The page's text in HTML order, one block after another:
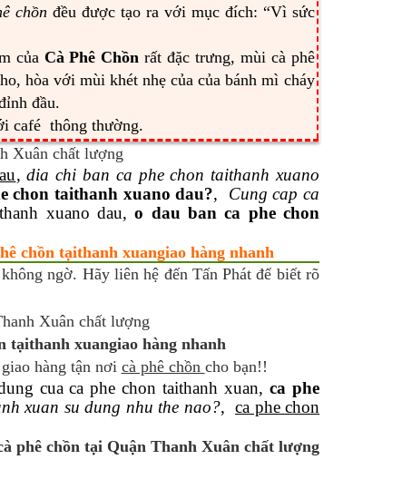
chồn đều được tạo ra với mục đích: “Vì sức
của Cà Phê Chồn rất đặc trưng, mùi cà phê
hòa với mùi khét nhẹ của của bánh mì cháy
đầu.
café thông thường.
,dia chi ban ca phe chon taithanh xuano
chon taithanh xuano dau?, Cung cap ca
xuano dau,o dau ban ca phe chon
chồn tạithanh xuangiao hàng nhanh
ngờ. Hãy liên hệ đến Tấn Phát để biết rõ
tạithanh xuangiao hàng nhanh
hàng tận nơi cà phê chồn cho bạn!!
cua ca phe chon taithanh xuan,ca phe
xuan su dung nhu the nao?, ca phe chon
phê chồn tại Quận Thanh Xuân chất lượng